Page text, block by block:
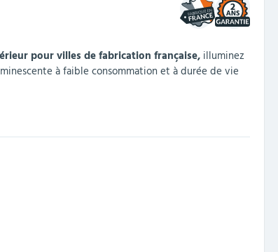
2
pour villes de fabrication française, illuminez
à faible consommation et à durée de vie